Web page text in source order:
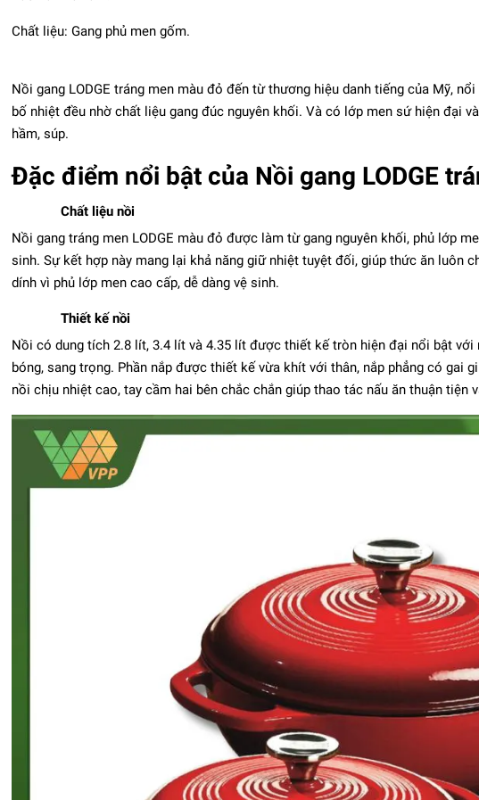
Chất liệu: Gang phủ men gốm.
Nồi gang LODGE tráng men màu đỏ đến từ thương hiệu danh tiếng của Mỹ,
bố nhiệt đều nhờ chất liệu gang đúc nguyên khối. Và có lớp men sứ hiện đại
hầm, súp.
Đặc điểm nổi bật của Nồi gang LODGE
Chất liệu nồi
Nồi gang tráng men LODGE màu đỏ được làm từ gang nguyên khối, phủ lớp
sinh. Sự kết hợp này mang lại khả năng giữ nhiệt tuyệt đối, giúp thức ăn luôn
dính vì phủ lớp men cao cấp, dễ dàng vệ sinh.
Thiết kế nồi
Nồi có dung tích 2.8 lít, 3.4 lít và 4.35 lít được thiết kế tròn hiện đại nổi bật với
bóng, sang trọng. Phần nắp được thiết kế vừa khít với thân, nắp phẳng có gai
nồi chịu nhiệt cao, tay cầm hai bên chắc chắn giúp thao tác nấu ăn thuận tiện
Staub - Bộ nồi gang tròn màu
16.200.000₫